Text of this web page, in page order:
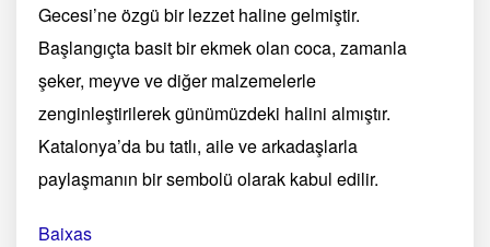
Gecesi’ne özgü bir lezzet haline gelmiştir.
Başlangıçta basit bir ekmek olan coca, zamanla
şeker, meyve ve diğer malzemelerle
zenginleştirilerek günümüzdeki halini almıştır.
Katalonya’da bu tatlı, aile ve arkadaşlarla
paylaşmanın bir sembolü olarak kabul edilir.
Baixas